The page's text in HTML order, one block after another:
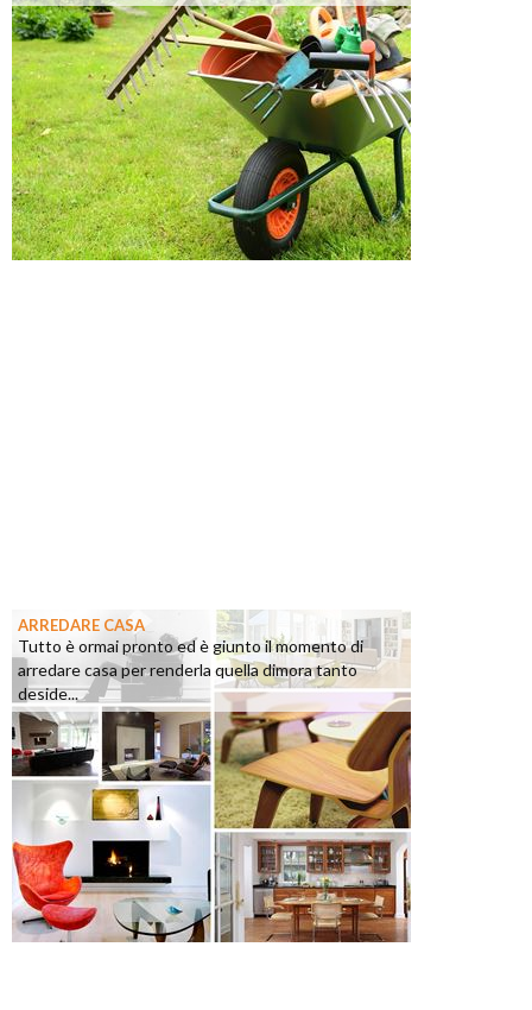
ARREDARE CASA
Tutto è ormai pronto ed è giunto il momento di
arredare casa per renderla quella dimora tanto
deside...